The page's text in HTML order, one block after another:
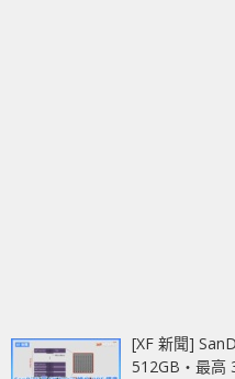
[XF 新聞]
512GB‧最高